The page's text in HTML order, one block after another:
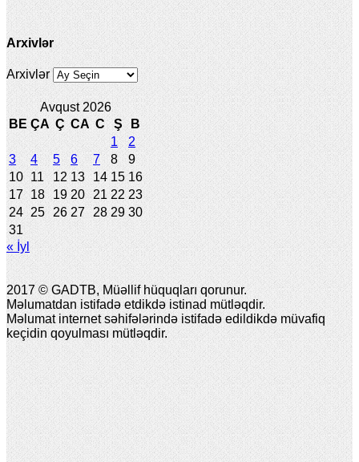
Arxivlər
Arxivlər
Avqust 2026
BE ÇA Ç CA C Ş
B
1
2
3
4 5 6 7 8
9
10 11 12 13 14 15 16
17 18 19 20 21 22 23
24 25 26 27 28 29 30
31
« İyl
2017 © GADTB, Müəllif hüquqları qorunur.
Məlumatdan istifadə etdikdə istinad mütləqdir.
Məlumat internet səhifələrində istifadə edildikdə müvafiq
keçidin qoyulması mütləqdir.